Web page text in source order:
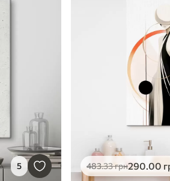
5 483.33грн290.00